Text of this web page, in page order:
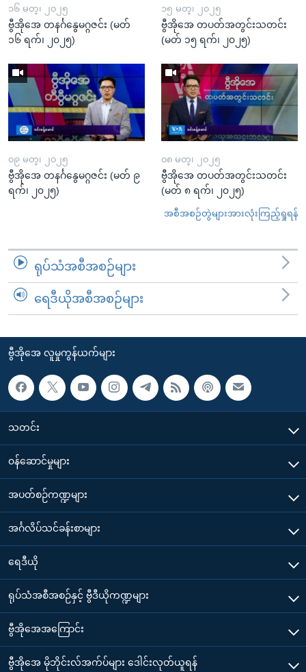
၁၆ မတ္၊ ၂၀၂၅
ဗွီအိုအေ တနင်္ဂနွေမဂ္ဂဇင်း (မတ်
၁၆ ရက်၊ ၂၀၂၅)
၁၅ မတ္၊ ၂၀၂၅
ဗွီအိုအေ တပတ်အတွင်းသတင်း
(မတ် ၁၅ ရက်၊ ၂၀၂၅)
၀၉ မတ္၊ ၂၀၂၅
ဗွီအိုအေ တနင်္ဂနွေမဂ္ဂဇင်း (မတ် ၉
ရက်၊ ၂၀၂၅)
၀၈ မတ္၊ ၂၀၂၅
ဗွီအိုအေ တပတ်အတွင်းသတင်း
(မတ် ၈ ရက်၊ ၂၀၂၅)
အစီအစဉ်တွဲများအားလုံးကြည့်ရှုရန်
ရုပ်သံအစီအစဉ်များ
ရေဒီယိုအစီအစဉ်များ
ဗွီအိုအေ လူမှုကွန်ယက်များ
သတင်း
၀န်ဆောင်မှုများ
အပတ်စဉ်ကဏ္ဍများ
အင်္ဂလိပ်သင်ခန်းစာများ
ရေဒီယို
ရုပ်သံအစီအစဉ်နှင့် ဗွီဒီယိုကဏ္ဍများ
ဗွီအိုအေအကြောင်း
ဗွီအိုအေ မိုဘိုင်းလ်အက်ပ်များ ဒေါင်းလုတ်ယူရန်